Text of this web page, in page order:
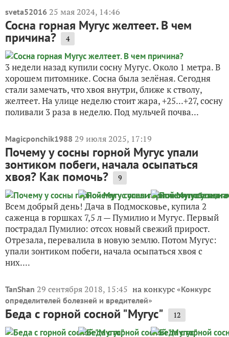
sveta52016 25 мая 2024, 14:46
Сосна горная Мугус желтеет. В чем
причина? 4
3 недели назад купили сосну Мугус. Около 1 метра. В
хорошем питомнике. Сосна была зелёная. Сегодня
стали замечать, что хвоя внутри, ближе к стволу,
желтеет. На улице неделю стоит жара, +25...+27, сосну
поливали 3 раза в неделю. Под мульчей почва...
Magicponchik1988 29 июля 2025, 17:19
Почему у сосны горной Мугус упали
зонтиком побеги, начала осыпаться
хвоя? Как помочь? 9
Всем добрый день! Дача в Подмосковье, купила 2
саженца в горшках 7,5 л — Пумилио и Мугус. Первый
пострадал Пумилио: отсох новый свежий прирост.
Отрезала, перевалила в новую землю. Потом Мугус:
упали зонтиком побеги, начала осыпаться хвоя с
них....
TanShan 29 сентября 2018, 15:45 на конкурс «Конкурс
определителей болезней и вредителей»
Беда с горной сосной "Мугус" 12